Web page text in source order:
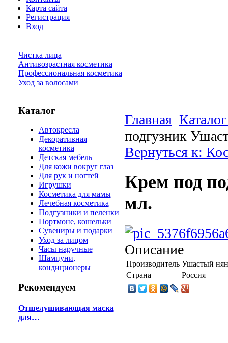
Карта сайта
Регистрация
Вход
Чистка лица
Антивозрастная косметика
Профессиональная косметика
Уход за волосами
Каталог
Автокресла
Декоративная
косметика
Детская мебель
Для кожи вокруг глаз
Для рук и ногтей
Игрушки
Косметика для мамы
Лечебная косметика
Подгузники и пеленки
Портмоне, кошельки
Сувениры и подарки
Уход за лицом
Часы наручные
Шампуни,
кондиционеры
Рекомендуем
Отшелушивающая маска
для…
Главная
подгузник
Вернуться к:
Крем под
мл.
Описание
Производитель Ушастый
Страна
Россия